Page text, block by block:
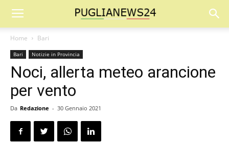
Home Bari
Bari Notizie in Provincia
Noci, allerta meteo arancione
per vento
Da Redazione - 30 Gennaio 2021